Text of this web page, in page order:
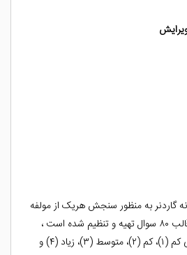
گاردنر به منظور سنجش هریک از مولفه
های هشت گانه هوش، در قالب ۸۰ سوال تهیه و تنظیم شده است ،
براساس طیف لیکرت از خیلی کم (۱)، کم (۲)، متوسط (۳)، زیاد (۴) و